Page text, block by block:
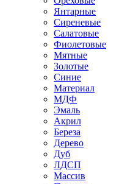
Янтарные
Сиреневые
Салатовые
Фиолетовые
Мятные
Золотые
Синие
Материал
МДФ
Эмаль
Акрил
Береза
Дерево
Дуб
ЛДСП
Массив